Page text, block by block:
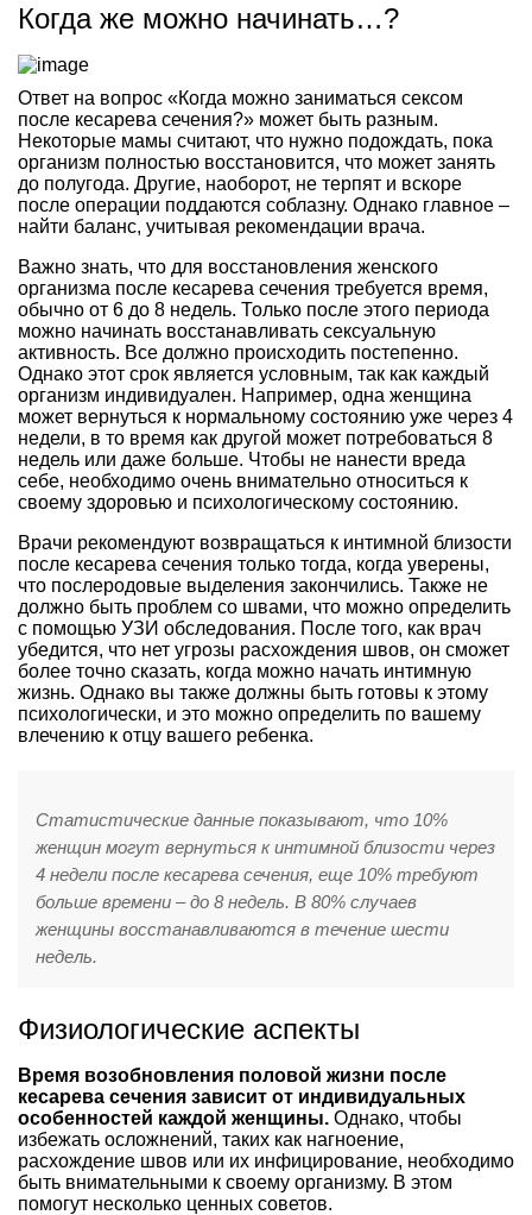
Когда же можно начинать…?
Ответ на вопрос «Когда можно заниматься сексом
после кесарева сечения?» может быть разным.
Некоторые мамы считают, что нужно подождать, пока
организм полностью восстановится, что может занять
до полугода. Другие, наоборот, не терпят и вскоре
после операции поддаются соблазну. Однако главное –
найти баланс, учитывая рекомендации врача.
Важно знать, что для восстановления женского
организма после кесарева сечения требуется время,
обычно от 6 до 8 недель. Только после этого периода
можно начинать восстанавливать сексуальную
активность. Все должно происходить постепенно.
Однако этот срок является условным, так как каждый
организм индивидуален. Например, одна женщина
может вернуться к нормальному состоянию уже через 4
недели, в то время как другой может потребоваться 8
недель или даже больше. Чтобы не нанести вреда
себе, необходимо очень внимательно относиться к
своему здоровью и психологическому состоянию.
Врачи рекомендуют возвращаться к интимной близости
после кесарева сечения только тогда, когда уверены,
что послеродовые выделения закончились. Также не
должно быть проблем со швами, что можно определить
с помощью УЗИ обследования. После того, как врач
убедится, что нет угрозы расхождения швов, он сможет
более точно сказать, когда можно начать интимную
жизнь. Однако вы также должны быть готовы к этому
психологически, и это можно определить по вашему
влечению к отцу вашего ребенка.
Статистические данные показывают, что 10%
женщин могут вернуться к интимной близости через
4 недели после кесарева сечения, еще 10% требуют
больше времени – до 8 недель. В 80% случаев
женщины восстанавливаются в течение шести
недель.
Физиологические аспекты
Время возобновления половой жизни после
кесарева сечения зависит от индивидуальных
особенностей каждой женщины. Однако, чтобы
избежать осложнений, таких как нагноение,
расхождение швов или их инфицирование, необходимо
быть внимательными к своему организму. В этом
помогут несколько ценных советов.